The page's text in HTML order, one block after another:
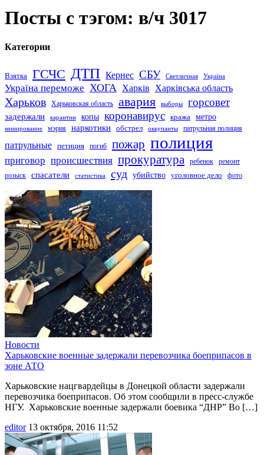
Посты с тэгом: в/ч 3017
Категории
Взятка ГСЧС ДТП Кернес СБУ Светличная Україна
Україна переможе ХОГА Харків Харківська область
Харьков Харьковская область авария выборы горсовет
задержали карантин копы коронавирус кража метро
минирование мэрия наркотики обстрел оккупанты патрульная полиция
патрульные петиция погиб пожар полиция
приговор происшествия прокуратура ребенок
ремонт
розыск
спасатели статистика суд убийство уголовное дело фото
Новости
Харьковские военные задержали перевозчика боеприпасов в
зоне АТО
Харьковские нацгвардейцы в Донецкой области задержали
перевозчика боеприпасов. Об этом сообщили в пресс-службе
НГУ. Харьковские военные задержали боевика “ДНР” Во […]
editor 13 октября, 2016 11:52